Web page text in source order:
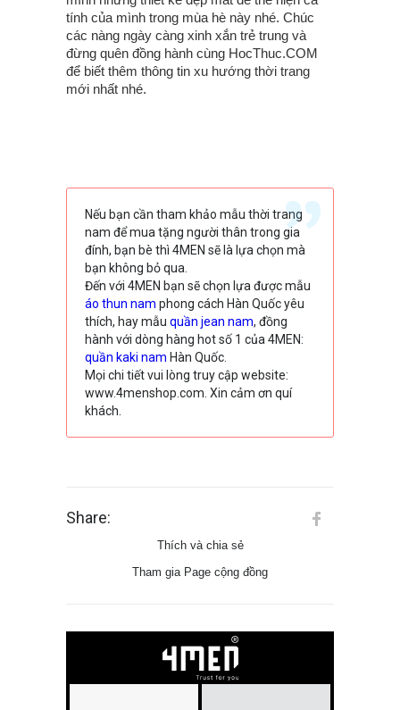
tính của mình trong mùa hè này nhé. Chúc
các nàng ngày càng xinh xắn trẻ trung và
đừng quên đồng hành cùng HocThuc.COM
để biết thêm thông tin xu hướng thời trang
mới nhất nhé.
Nếu bạn cần tham khảo mẫu thời trang
nam để mua tặng người thân trong gia
đính, bạn bè thì 4MEN sẽ là lựa chọn mà
bạn không bỏ qua.
Đến với 4MEN bạn sẽ chọn lựa được mẫu
áo thun nam phong cách Hàn Quốc yêu
thích, hay mẫu quần jean nam, đồng
hành với dòng hàng hot số 1 của 4MEN:
quần kaki nam Hàn Quốc.
Mọi chi tiết vui lòng truy cập website:
www.4menshop.com. Xin cảm ơn quí
khách.
Share:
Thích và chia sẻ
Tham gia Page cộng đồng